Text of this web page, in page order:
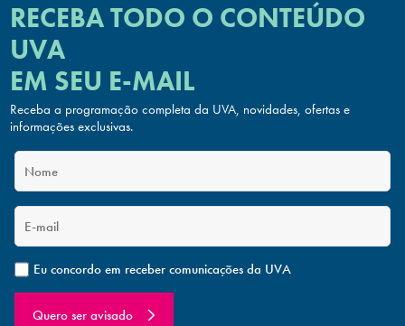
RECEBA TODO O CONTEÚDO
UVA
EM SEU E-MAIL
Receba a programação completa da UVA, novidades, ofertas e
informações exclusivas.
Eu concordo em receber comunicações da UVA
Quero ser avisado